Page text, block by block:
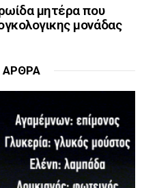
μητέρα που
μονάδας